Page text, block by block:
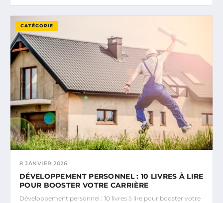
CATÉGORIE
8 JANVIER 2026
DÉVELOPPEMENT PERSONNEL : 10 LIVRES À LIRE
POUR BOOSTER VOTRE CARRIÈRE
Développement personnel : 10 livres à lire pour booster votre